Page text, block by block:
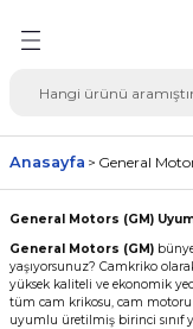
Seçimi Oto
Anasayfa General
General Motors (GM)
General Motors (GM)
yaşıyorsunuz? Camkriko
yüksek kaliteli ve ekonomik
tüm cam krikosu, cam motoru
uyumlu üretilmiş birinci sınıf